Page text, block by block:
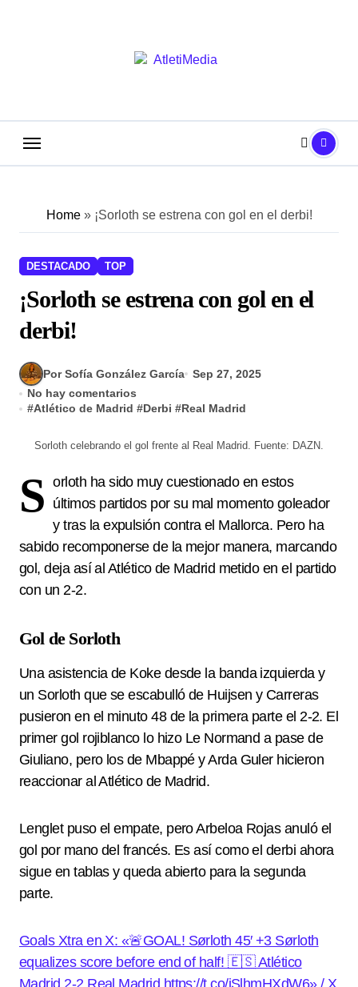
Home» ¡Sorloth se estrena con gol en el derbi!
DESTACADO TOP
¡Sorloth se estrena con gol en el
derbi!
Por Sofía González García
Sep 27, 2025
No hay comentarios
#Atlético de Madrid #Derbi #Real Madrid
Sorloth celebrando el gol frente al Real Madrid. Fuente: DAZN.
S orloth ha sido muy cuestionado en estos
últimos partidos por su mal momento goleador
y tras la expulsión contra el Mallorca. Pero ha
sabido recomponerse de la mejor manera, marcando
gol, deja así al Atlético de Madrid metido en el partido
con un 2-2.
Gol de Sorloth
Una asistencia de Koke desde la banda izquierda y
un Sorloth que se escabulló de Huijsen y Carreras
pusieron en el minuto 48 de la primera parte el 2-2. El
primer gol rojiblanco lo hizo Le Normand a pase de
Giuliano, pero los de Mbappé y Arda Guler hicieron
reaccionar al Atlético de Madrid.
Lenglet puso el empate, pero Arbeloa Rojas anuló el
gol por mano del francés. Es así como el derbi ahora
sigue en tablas y queda abierto para la segunda
parte.
Goals Xtra en X: «🚨GOAL! Sørloth 45′ +3 Sørloth
equalizes score before end of half! 🇪🇸 Atlético